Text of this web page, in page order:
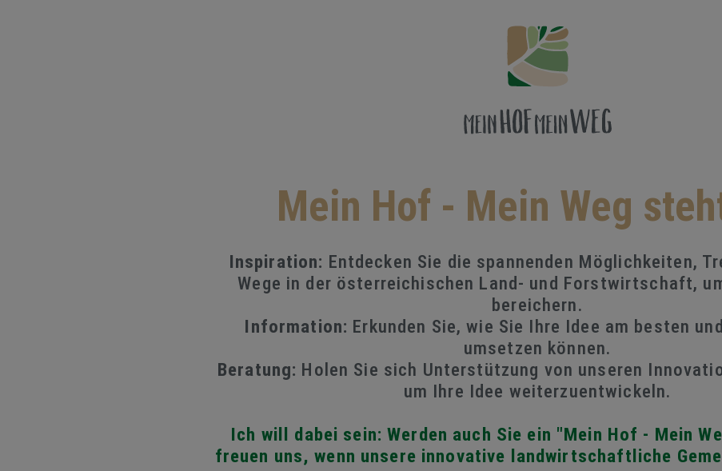
Mein Hof - Mein Weg
Inspiration: Entdecken Sie die spannenden Möglichkeiten,
Wege in der österreichischen Land- und Forstwirtschaft,
bereichern.
Information: Erkunden Sie, wie Sie Ihre Idee am besten
umsetzen können.
Beratung: Holen Sie sich Unterstützung von unseren
um Ihre Idee weiterzuentwickeln.
Ich will dabei sein: Werden auch Sie ein "Mein Hof - Mein
freuen uns, wenn unsere innovative landwirtschaftliche